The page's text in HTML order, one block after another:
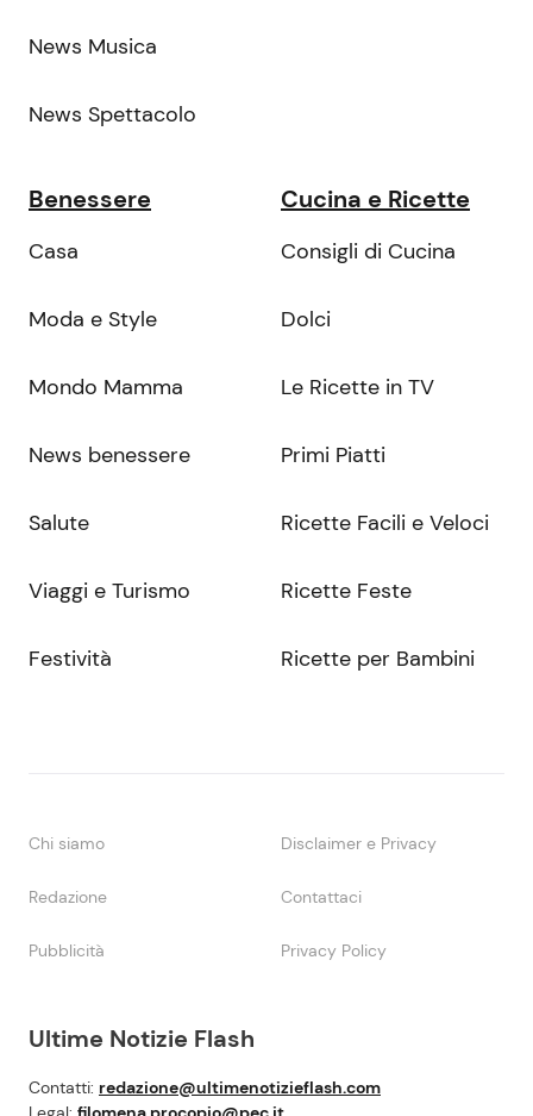
Ultime Notizie Flash
Contatti: redazione@ultimenotizieflash.com
News Musica
News Spettacolo
Benessere
Casa
Moda e Style
Mondo Mamma
News benessere
Salute
Viaggi e Turismo
Festività
Cucina e Ricette
Consigli di Cucina
Dolci
Le Ricette in TV
Primi Piatti
Ricette Facili e Veloci
Ricette Feste
Ricette per Bambini
Chi siamo Disclaimer e Privacy
Redazione Contattaci
Pubblicità Privacy Policy